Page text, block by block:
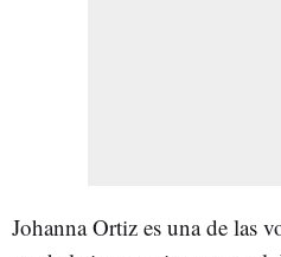
Johanna Ortiz es una de las